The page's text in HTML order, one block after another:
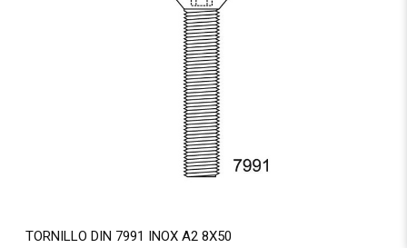
TORNILLO DIN 7991 INOX A2 8X50